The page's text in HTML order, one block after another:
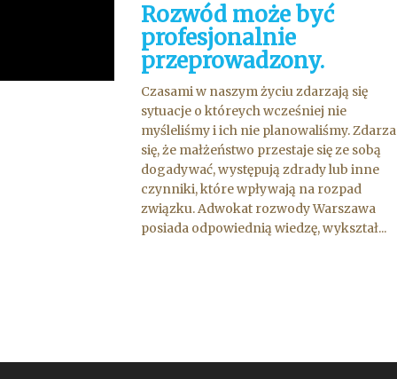
Rozwód może być
profesjonalnie
przeprowadzony.
Czasami w naszym życiu zdarzają się
sytuacje o któreych wcześniej nie
myśleliśmy i ich nie planowaliśmy. Zdarza
się, że małżeństwo przestaje się ze sobą
dogadywać, występują zdrady lub inne
czynniki, które wpływają na rozpad
związku. Adwokat rozwody Warszawa
posiada odpowiednią wiedzę, wykształ...